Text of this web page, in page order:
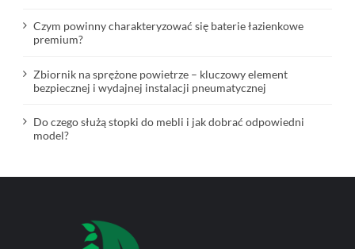
Czym powinny charakteryzować się baterie łazienkowe
premium?
Zbiornik na sprężone powietrze – kluczowy element
bezpiecznej i wydajnej instalacji pneumatycznej
Do czego służą stopki do mebli i jak dobrać odpowiedni
model?